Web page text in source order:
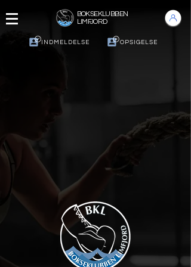
BOKSEKLUBBEN
LIMFJORD
INDMELDELSE OPSIGELSE